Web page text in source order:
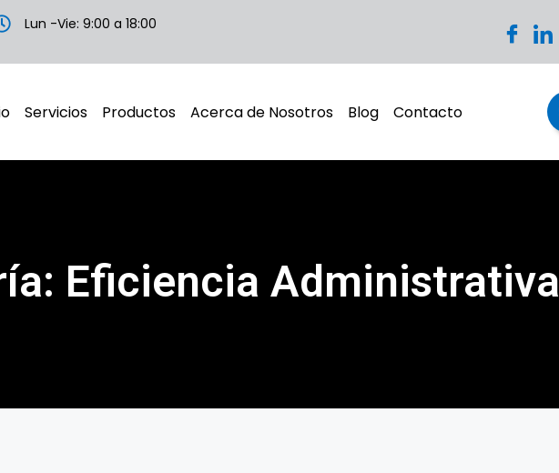
Lun -Vie: 9:00 a 18:00
Servicios Productos Acerca de Nosotros Blog Contacto
Eficiencia Administrativa